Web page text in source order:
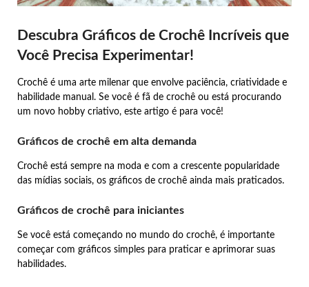
Descubra Gráficos de Crochê Incríveis que
Você Precisa Experimentar!
Crochê é uma arte milenar que envolve paciência, criatividade e
habilidade manual. Se você é fã de crochê ou está procurando
um novo hobby criativo, este artigo é para você!
Gráficos de crochê em alta demanda
Crochê está sempre na moda e com a crescente popularidade
das mídias sociais, os gráficos de crochê ainda mais praticados.
Gráficos de crochê para iniciantes
Se você está começando no mundo do crochê, é importante
começar com gráficos simples para praticar e aprimorar suas
habilidades.